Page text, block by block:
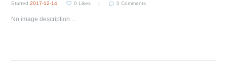
Started2017-12-14 0 Likes 0 Comments
No image description ...